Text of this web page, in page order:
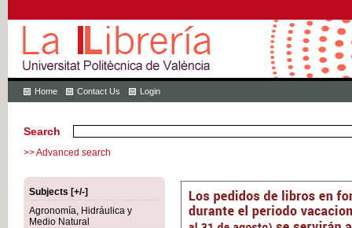
Home Contact Us Login
Search
>> Advanced search
Subjects [+/-]
Agronomía, Hidráulica y
Medio Natural